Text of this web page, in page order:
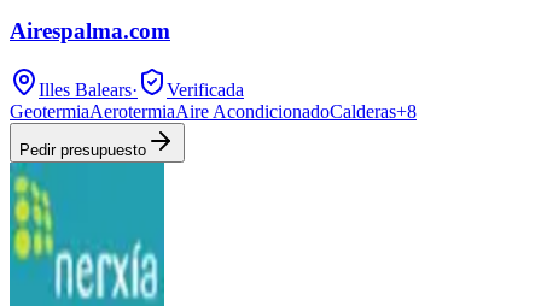
Airespalma.com
Illes Balears·
Verificada
GeotermiaAerotermiaAire AcondicionadoCalderas+8
Pedir presupuesto